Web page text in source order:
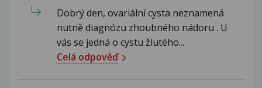
Dobrý den, ovariální cysta neznamená
nutně diagnózu zhoubného nádoru . U
vás se jedná o cystu žlutého...
Celá odpověď